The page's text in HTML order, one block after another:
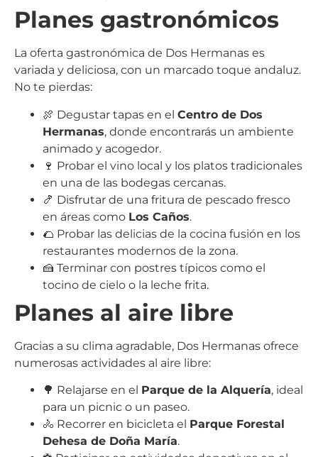
Planes gastronómicos
La oferta gastronómica de Dos Hermanas es
variada y deliciosa, con un marcado toque andaluz.
No te pierdas:
🍖 Degustar tapas en el Centro de Dos
Hermanas, donde encontrarás un ambiente
animado y acogedor.
🍷 Probar el vino local y los platos tradicionales
en una de las bodegas cercanas.
🍤 Disfrutar de una fritura de pescado fresco
en áreas como Los Caños.
🌮 Probar las delicias de la cocina fusión en los
restaurantes modernos de la zona.
🍰 Terminar con postres típicos como el
tocino de cielo o la leche frita.
Planes al aire libre
Gracias a su clima agradable, Dos Hermanas ofrece
numerosas actividades al aire libre:
🌳 Relajarse en el Parque de la Alquería, ideal
para un picnic o un paseo.
🚴 Recorrer en bicicleta el Parque Forestal
Dehesa de Doña María.